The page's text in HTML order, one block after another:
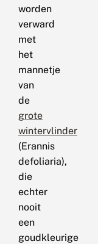
worden
verward
met
het
mannetje
van
de
grote
wintervlinder
(Erannis
defoliaria),
die
echter
nooit
een
goudkleurige